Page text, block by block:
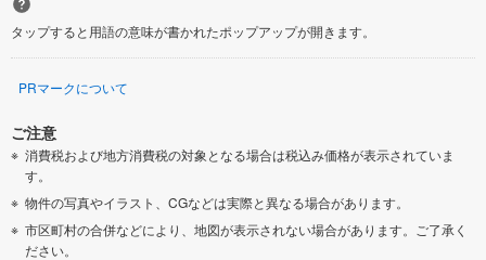
タップすると用語の意味が書かれたポップアップが開きます。
PRマークについて
ご注意
消費税および地方消費税の対象となる場合は税込み価格が表示されていま
す。
物件の写真やイラスト、CGなどは実際と異なる場合があります。
市区町村の合併などにより、地図が表示されない場合があります。ご了承く
ださい。